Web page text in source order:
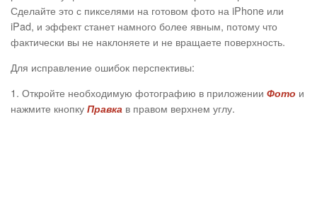
Сделайте это с пикселями на готовом фото на iPhone или
iPad, и эффект станет намного более явным, потому что
фактически вы не наклоняете и не вращаете поверхность.
Для исправление ошибок перспективы:
1. Откройте необходимую фотографию в приложении Фото и
нажмите кнопку Правка в правом верхнем углу.